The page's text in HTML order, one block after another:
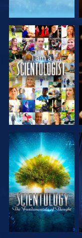
צפה
בדוק את הסדרה